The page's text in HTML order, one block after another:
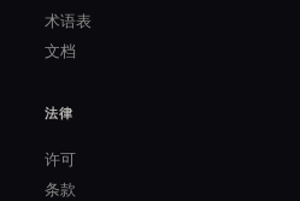
术语表
文档
法律
许可
条款